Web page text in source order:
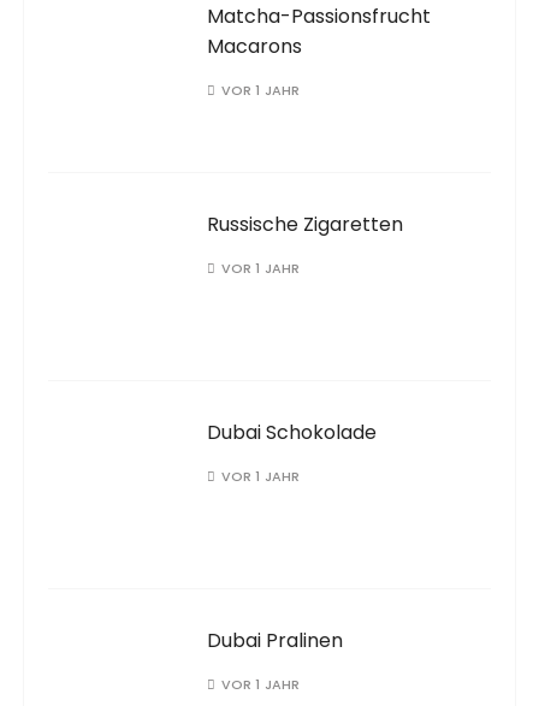
Matcha-Passionsfrucht
Macarons
VOR 1 JAHR
Russische Zigaretten
VOR 1 JAHR
Dubai Schokolade
VOR 1 JAHR
Dubai Pralinen
VOR 1 JAHR